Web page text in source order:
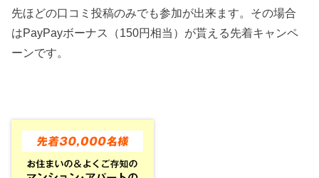
先ほどの口コミ投稿のみでも参加が出来ます。その場合
はPayPayボーナス（150円相当）が貰える先着キャンペ
ーンです。